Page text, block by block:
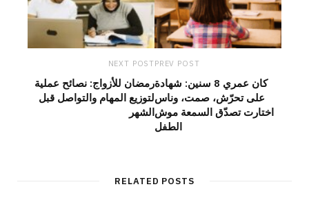
PREV POST
كان عمري 8 سنين: شهادة
على تحرّش، صمت، وناس
اختارت تصدّق السمعة موش
الطفل
NEXT POST
رمضان للأزواج: نصائح عملية
لتوزيع المهام والتواصل قبل
الشهر
RELATED POSTS